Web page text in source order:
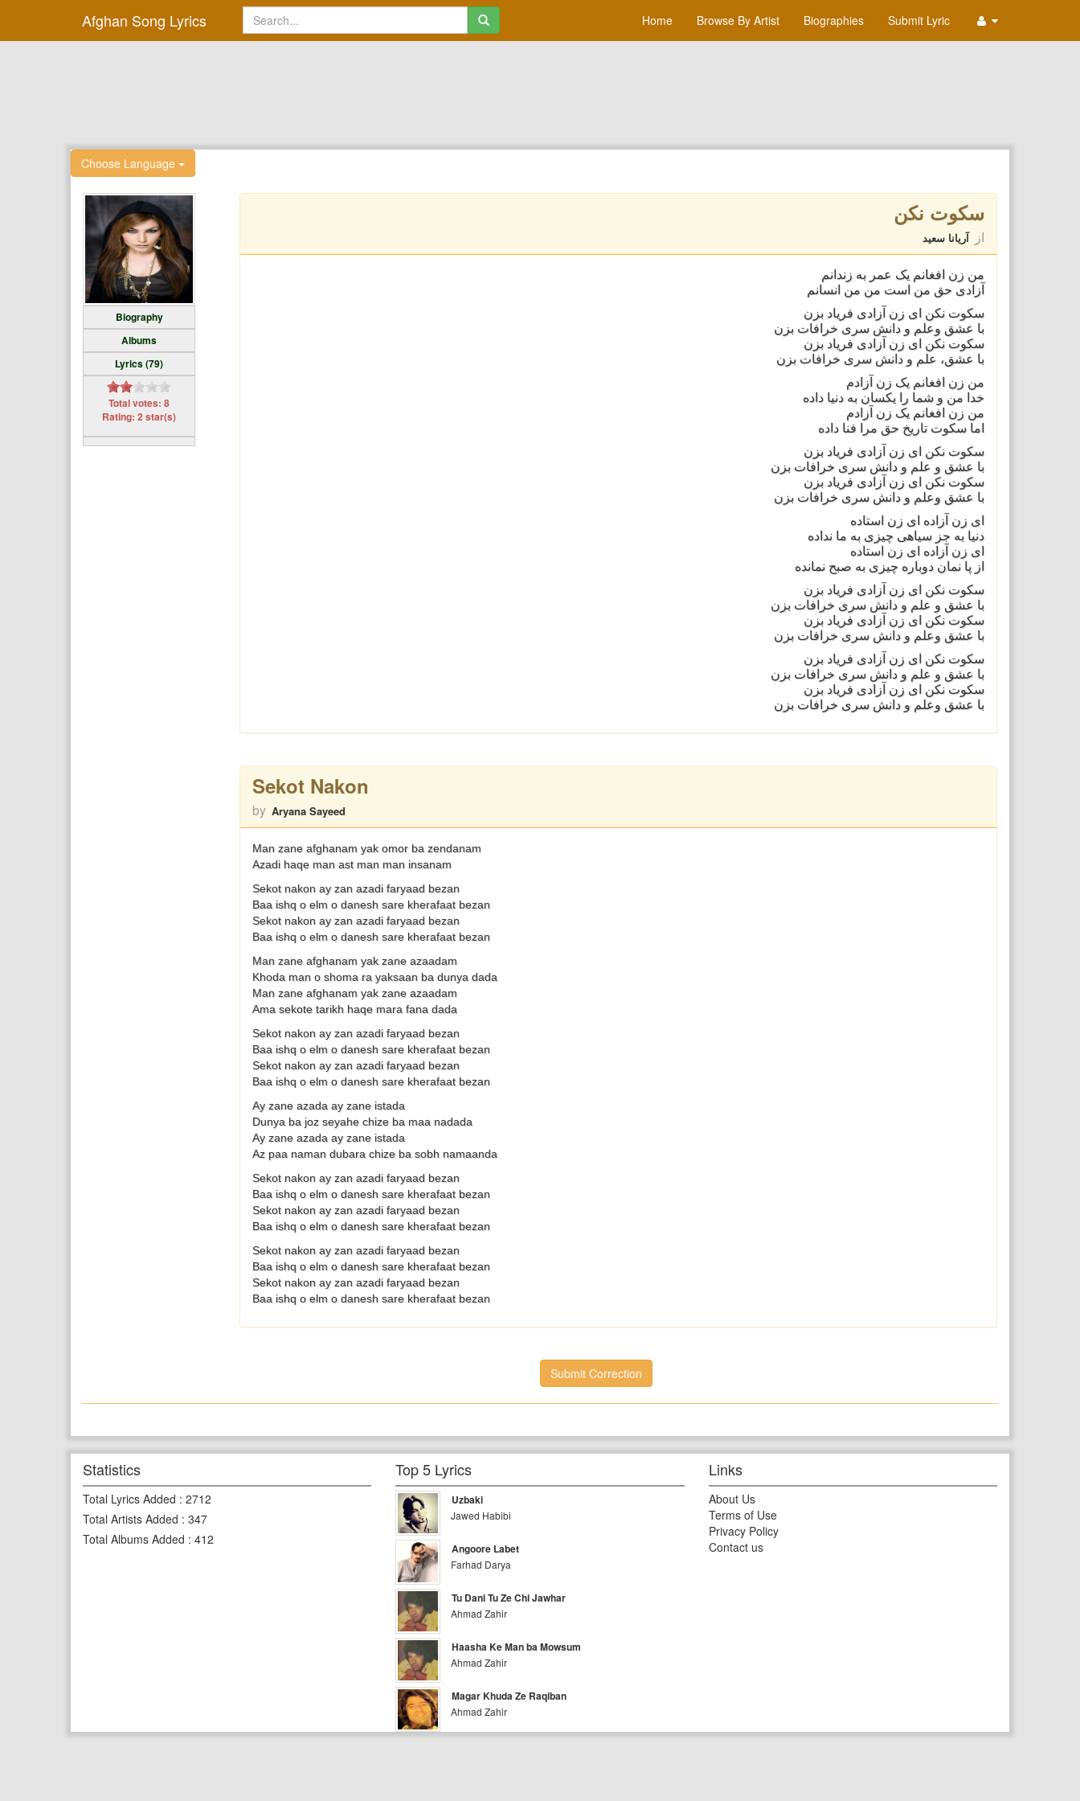
Afghan Song Lyrics Home Browse By Artist Biographies Submit Lyric
Choose Language
Biography
Albums
Lyrics (79)
Total votes: 8
Rating: 2 star(s)
سکوت نکن
از آریانا سعید
من زن افغانم یک عمر به زندانم
آزادی حق من است من من انسانم
سکوت نکن ای زن آزادی فریاد بزن
با عشق وعلم و دانش سری خرافات بزن
سکوت نکن ای زن آزادی فریاد بزن
با عشق، علم و دانش سری خرافات بزن
من زن افغانم یک زن آزادم
خدا من و شما را یکسان به دنیا داده
من زن افغانم یک زن آزادم
اما سکوت تاریخ حق مرا فنا داده
سکوت نکن ای زن آزادی فریاد بزن
با عشق و علم و دانش سری خرافات بزن
سکوت نکن ای زن آزادی فریاد بزن
با عشق وعلم و دانش سری خرافات بزن
ای زن آزاده ای زن استاده
دنیا به جز سیاهی چیزی به ما نداده
ای زن آزاده ای زن استاده
از پا نمان دوباره چیزی به صبح نمانده
سکوت نکن ای زن آزادی فریاد بزن
با عشق و علم و دانش سری خرافات بزن
سکوت نکن ای زن آزادی فریاد بزن
با عشق وعلم و دانش سری خرافات بزن
سکوت نکن ای زن آزادی فریاد بزن
با عشق و علم و دانش سری خرافات بزن
سکوت نکن ای زن آزادی فریاد بزن
با عشق وعلم و دانش سری خرافات بزن
Sekot Nakon
by Aryana Sayeed
Man zane afghanam yak omor ba zendanam
Azadi haqe man ast man man insanam
Sekot nakon ay zan azadi faryaad bezan
Baa ishq o elm o danesh sare kherafaat bezan
Sekot nakon ay zan azadi faryaad bezan
Baa ishq o elm o danesh sare kherafaat bezan
Man zane afghanam yak zane azaadam
Khoda man o shoma ra yaksaan ba dunya dada
Man zane afghanam yak zane azaadam
Ama sekote tarikh haqe mara fana dada
Sekot nakon ay zan azadi faryaad bezan
Baa ishq o elm o danesh sare kherafaat bezan
Sekot nakon ay zan azadi faryaad bezan
Baa ishq o elm o danesh sare kherafaat bezan
Ay zane azada ay zane istada
Dunya ba joz seyahe chize ba maa nadada
Ay zane azada ay zane istada
Az paa naman dubara chize ba sobh namaanda
Sekot nakon ay zan azadi faryaad bezan
Baa ishq o elm o danesh sare kherafaat bezan
Sekot nakon ay zan azadi faryaad bezan
Baa ishq o elm o danesh sare kherafaat bezan
Sekot nakon ay zan azadi faryaad bezan
Baa ishq o elm o danesh sare kherafaat bezan
Sekot nakon ay zan azadi faryaad bezan
Baa ishq o elm o danesh sare kherafaat bezan
Submit Correction
Statistics
Total Lyrics Added : 2712
Total Artists Added : 347
Total Albums Added : 412
Top 5 Lyrics
Uzbaki
Jawed Habibi
Angoore Labet
Farhad Darya
Tu Dani Tu Ze Chi Jawhar
Ahmad Zahir
Haasha Ke Man ba Mowsum
Ahmad Zahir
Magar Khuda Ze Raqiban
Ahmad Zahir
Links
About Us
Terms of Use
Privacy Policy
Contact us